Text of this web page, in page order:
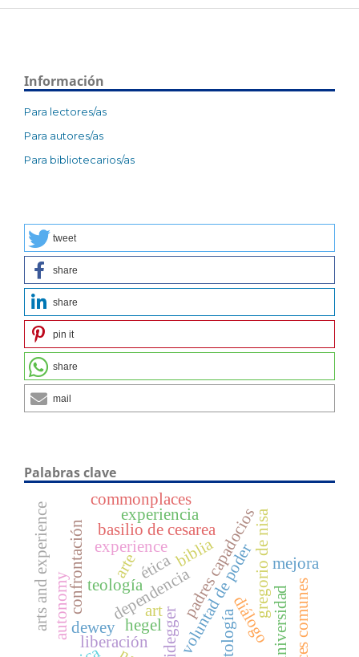
Información
Para lectores/as
Para autores/as
Para bibliotecarios/as
tweet
share
share
pin it
share
mail
Palabras clave
biblia
teología
heidegger
hegel ontología
confrontación padres capadocios
basilio de cesarea gregorio de nisa
dependenciavoluntad de poder
liberación diálogo
ética
universidad
dewey
arte
art raíces comunes
experiencia
commonplaces
experience
autonomy
arts and experience mejora